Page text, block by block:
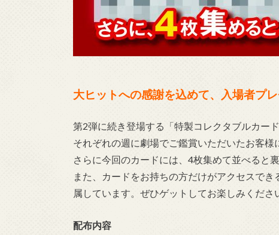
大ヒットへの感謝を込めて、入場者プ
第2弾に続き登場する「特製コレクタブルカー
それぞれの週に劇場でご鑑賞いただいたお客様
さらに今回のカードには、4枚集めて並べると
また、カードをお持ちの方だけがアクセスで
属しています。ぜひゲットしてお楽しみくださ
配布内容